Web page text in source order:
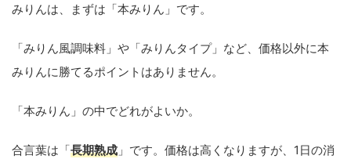
みりんは、まずは「本みりん」です。
「みりん風調味料」や「みりんタイプ」など、価格以外に本
みりんに勝てるポイントはありません。
「本みりん」の中でどれがよいか。
合言葉は「長期熟成 」です。価格は高くなりますが、1日の消